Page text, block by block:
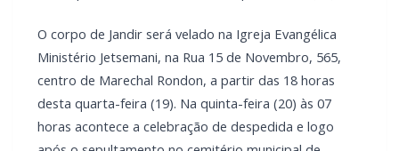
horas acontece a celebração de despedida e logo
após o sepultamento no cemitério municipal de